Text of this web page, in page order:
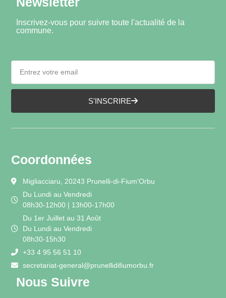
Inscrivez-vous pour suivre toute l'actualité de la
commune.
S'INSCRIRE
Coordonnées
Migliacciaru, 20243 Prunelli-di-Fium'Orbu
Du Lundi au Vendredi
08h30-12h00 | 13h00-17h00
Du 1er Juillet au 31 Août
Du Lundi au Vendredi
08h30-15h30
+33 4 95 56 51 10
secretariat-general@prunellidifiumorbu.fr
Nous Suivre